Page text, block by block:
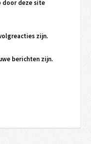
door deze site
zijn.
berichten zijn.